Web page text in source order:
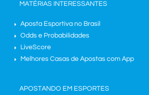
MATÉRIAS INTERESSANTES
Aposta Esportiva no Brasil
Odds e Probabilidades
LiveScore
Melhores Casas de Apostas com App
APOSTANDO EM ESPORTES